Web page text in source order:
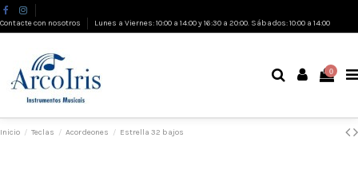
Contacte con nosotros Lunes a Viernes: 10:00 a 14:00 y 16:30 a 20:00. Sábados: 10:00 a 14:00
0
Inicio Teclas Acordeones Estrella 32 bajos